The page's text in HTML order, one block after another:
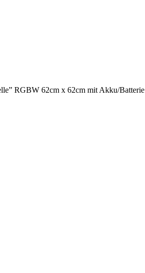
RGBW 62cm x 62cm mit Akku/Batterie